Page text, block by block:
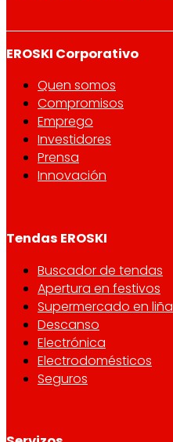
EROSKI Corporativo
Quen somos
Compromisos
Emprego
Investidores
Prensa
Innovación
Tendas EROSKI
Buscador de tendas
Apertura en festivos
Supermercado en liña
Descanso
Electrónica
Electrodomésticos
Seguros